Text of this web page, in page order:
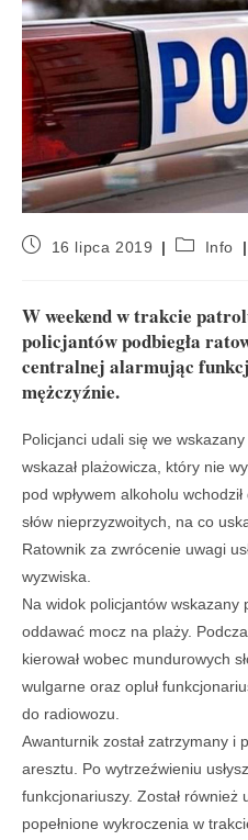
16 lipca 2019 Info
W weekend w trakcie
policjantów podbiegła
centralnej alarmując
mężczyźnie.
Policjanci udali się we
wskazał plażowicza, który nie
pod wpływem alkoholu
słów nieprzyzwoitych, na co
Ratownik za zwrócenie uwagi
wyzwiska.
Na widok policjantów wskazany
oddawać mocz na plaży.
kierował wobec mundurowych
wulgarne oraz opluł
do radiowozu.
Awanturnik został zatrzymany i
aresztu. Po wytrzeźwieniu
funkcjonariuszy. Został również
popełnione wykroczenia w